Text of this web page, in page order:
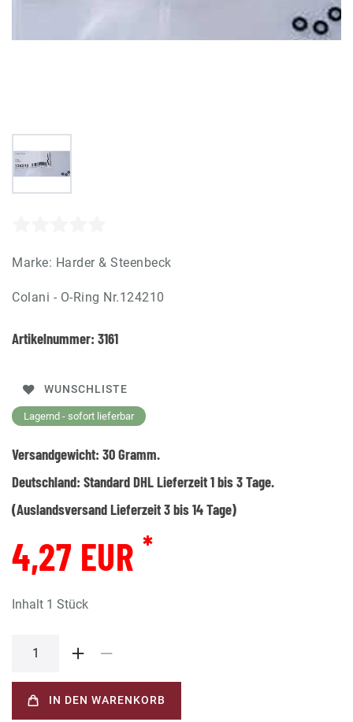
Marke: Harder & Steenbeck
Colani - O-Ring Nr.124210
Artikelnummer: 3161
WUNSCHLISTE
Lagernd - sofort lieferbar
Versandgewicht: 30Gramm.
Deutschland: Standard DHL Lieferzeit 1 bis 3 Tage.
(Auslandsversand Lieferzeit 3 bis 14 Tage)
4,27 EUR *
Inhalt 1 Stück
IN DEN WARENKORB